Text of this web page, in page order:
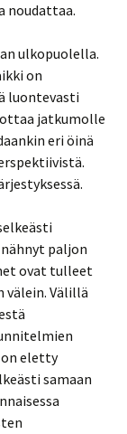
noudattaa.
ulkopuolella.
on
luontevasti
jatkumolle
eri öinä
paljon
ovat tulleet
välein. Välillä
eletty
samaan